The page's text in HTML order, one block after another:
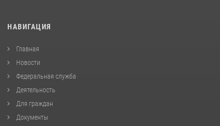
НАВИГАЦИЯ
Главная
Новости
Федеральная служба
Деятельность
Для граждан
Документы